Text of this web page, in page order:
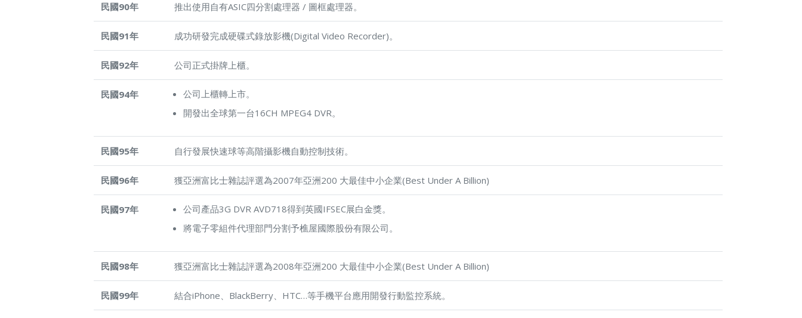
民國90年 推出使用自有ASIC四分割處理器 / 圖框處理器。
民國91年 成功研發完成硬碟式錄放影機(Digital Video Recorder)。
民國92年 公司正式掛牌上櫃。
民國94年
公司上櫃轉上市。
開發出全球第一台16CH MPEG4 DVR。
民國95年 自行發展快速球等高階攝影機自動控制技術。
民國96年 獲亞洲富比士雜誌評選為2007年亞洲200 大最佳中小企業(Best Under A Billion)
民國97年
公司產品3G DVR AVD718得到英國IFSEC展白金獎。
將電子零組件代理部門分割予樵屋國際股份有限公司。
民國98年 獲亞洲富比士雜誌評選為2008年亞洲200 大最佳中小企業(Best Under A Billion)
民國99年 結合iPhone、BlackBerry、HTC…等手機平台應用開發行動監控系統。